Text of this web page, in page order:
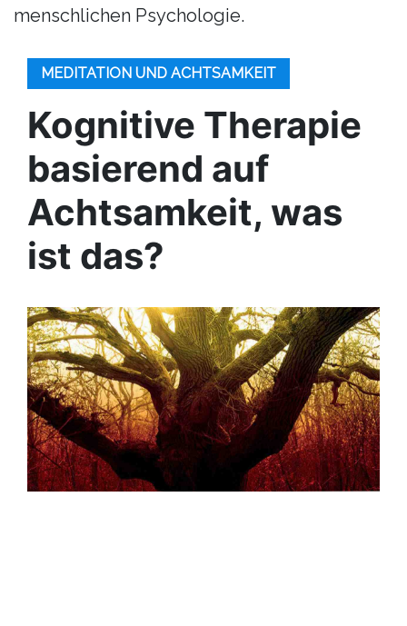
menschlichen Psychologie.
MEDITATION UND ACHTSAMKEIT
Kognitive Therapie
basierend auf
Achtsamkeit, was
ist das?